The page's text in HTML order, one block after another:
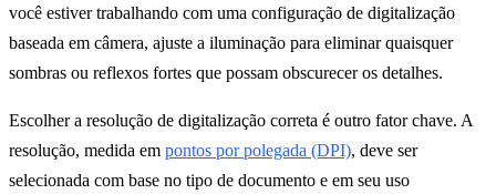
você estiver trabalhando com uma configuração de digitalização
baseada em câmera, ajuste a iluminação para eliminar quaisquer
sombras ou reflexos fortes que possam obscurecer os detalhes.
Escolher a resolução de digitalização correta é outro fator chave. A
resolução, medida em pontos por polegada (DPI), deve ser
selecionada com base no tipo de documento e em seu uso